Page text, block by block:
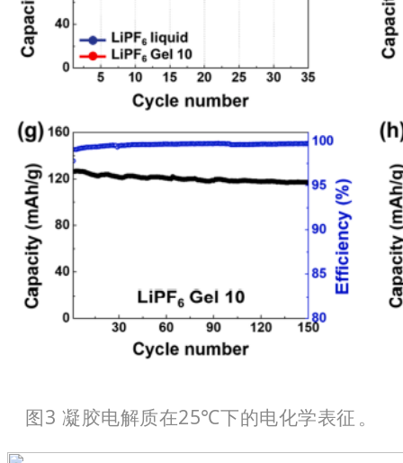
图3 凝胶电解质在25℃下的电化学表征。